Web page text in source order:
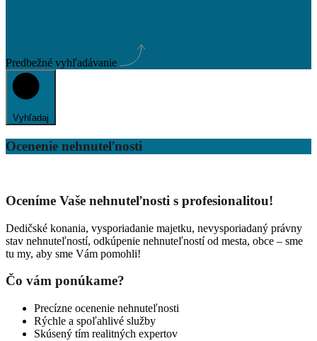
Predbežné vyhľadávanie
Vyhľadaj
Ocenenie nehnuteľnosti
Oceníme Vaše nehnuteľnosti s profesionalitou!
Dedičské konania, vysporiadanie majetku, nevysporiadaný právny
stav nehnuteľností, odkúpenie nehnuteľností od mesta, obce – sme
tu my, aby sme Vám pomohli!
Čo vám ponúkame?
Precízne ocenenie nehnuteľnosti
Rýchle a spoľahlivé služby
Skúsený tím realitných expertov